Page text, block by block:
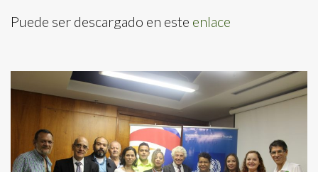
Puede ser descargado en este enlace